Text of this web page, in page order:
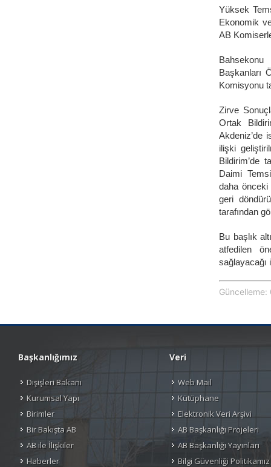
Yüksek
Ekonomik
AB
Başkanları
Komisyonu
Zirve
Ortak
Akdeniz’de
ilişki
Bildirim’de
Daimi
daha önceki
geri
tarafından
Bu başlık
atfedilen
sağlayacağı
Başkanlığımız
Dışişleri Bakanı
Kurumsal Yapı
Birimler
Bir Bakışta AB
AB ile İlişkiler
Haberler
Veri
Web Mail
Kütüphane
Elektronik Veri Arşivi
AB Başkanlığı Projeleri
AB Başkanlığı Yayınları
Bilgi Güvenliği Politikamız